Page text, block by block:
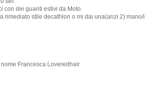
con dei guanti estivi da Moto.
rimediato stile decathlon o mi dai una(anzi 2) mano/i
Francesca Loveredhair